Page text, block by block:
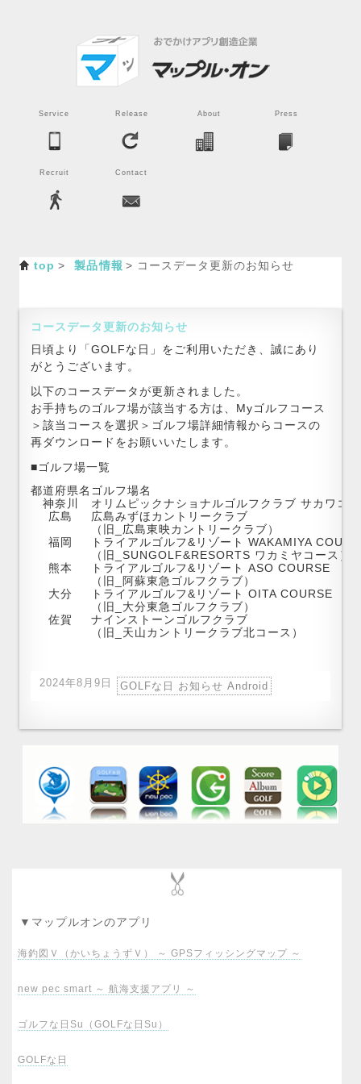
Service Release About Press
Recruit Contact
top 製品情報 コースデータ更新のお知らせ
コースデータ更新のお知らせ
日頃より「GOLFな日」をご利用いただき、誠にあり
がとうございます。
以下のコースデータが更新されました。
お手持ちのゴルフ場が該当する方は、Myゴルフコース
＞該当コースを選択＞ゴルフ場詳細情報からコースの
再ダウンロードをお願いいたします。
■ゴルフ場一覧
都道府県名 ゴルフ場名
神奈川
オリムピックナショナルゴルフクラブ サカワコ
広島
広島みずほカントリークラブ
（旧_広島東映カントリークラブ）
福岡
トライアルゴルフ&リゾート WAKAMIYA
（旧_SUNGOLF&RESORTS ワカミヤコース）
熊本
トライアルゴルフ&リゾート ASO COURSE
（旧_阿蘇東急ゴルフクラブ）
大分
トライアルゴルフ&リゾート OITA COURSE
（旧_大分東急ゴルフクラブ）
佐賀
ナインストーンゴルフクラブ
（旧_天山カントリークラブ北コース）
2024年8月9日 GOLFな日 お知らせ Android
▼マップルオンのアプリ
海釣図Ｖ（かいちょうずＶ） ～ GPSフィッシングマップ ～
new pec smart ～ 航海支援アプリ ～
ゴルフな日Su（GOLFな日Su）
GOLFな日